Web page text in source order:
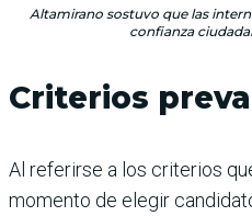
Altamirano sostuvo que las
confianza
Criterios
Al referirse a los criterios
momento de elegir